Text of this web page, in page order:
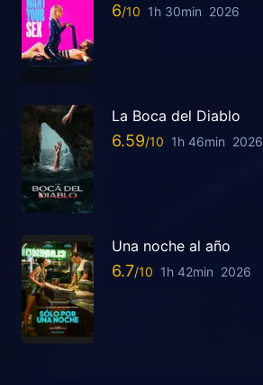
6 1h 30min 2026
La Boca del Diablo
6.59 1h 46min 2026
Una noche al año
6.7 1h 42min 2026